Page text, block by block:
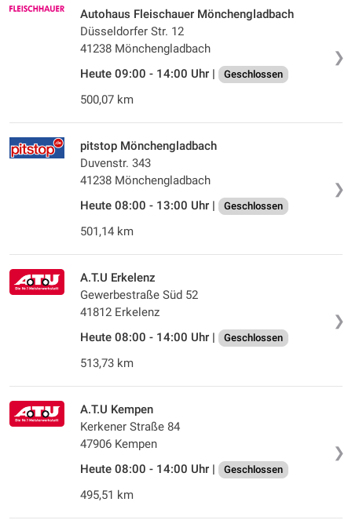
❯
Autohaus Fleischauer Mönchengladbach
Düsseldorfer Str. 12
41238 Mönchengladbach
Heute 09:00 - 14:00 Uhr |
Geschlossen
500,07 km
❯
pitstop Mönchengladbach
Duvenstr. 343
41238 Mönchengladbach
Heute 08:00 - 13:00 Uhr |
Geschlossen
501,14 km
❯
A.T.U Erkelenz
Gewerbestraße Süd 52
41812 Erkelenz
Heute 08:00 - 14:00 Uhr |
Geschlossen
513,73 km
❯
A.T.U Kempen
Kerkener Straße 84
47906 Kempen
Heute 08:00 - 14:00 Uhr |
Geschlossen
495,51 km